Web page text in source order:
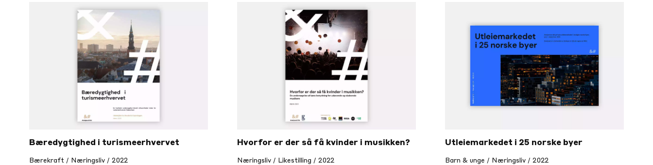
Bæredygtighed i turismeerhvervet
Bærekraft / Næringsliv / 2022
Hvorfor er der så få kvinder i musikken?
Næringsliv / Likestilling / 2022
Utleiemarkedet i 25 norske byer
Barn & unge / Næringsliv / 2022